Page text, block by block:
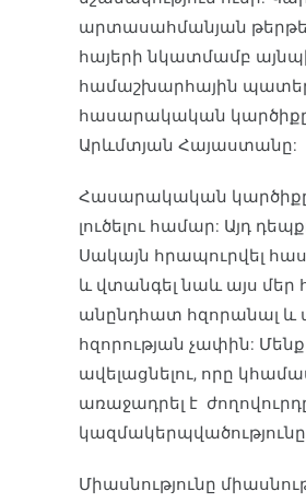
արտասահմանյան
հայերի նկատմամբ
համաշխարհային
հասարակական կարծիքը
Արևմտյան Հայաստանը:
Հասարակական կարծիքը
լուծելու համար: Այդ
Սակայն հրապուրվել
և վտանգել նաև այս մեր
անընդհատ հզորանալ և
հզորության չափին:
ավելացնելու, որը
առաջադրել է
Միասնությունը